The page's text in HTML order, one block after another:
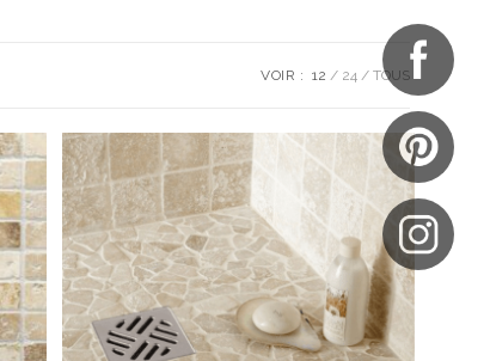
VOIR : 12 24 TOUS
NOTRE BOUTIQUE